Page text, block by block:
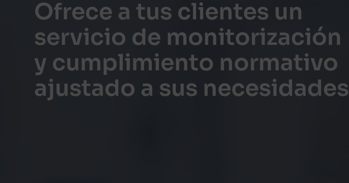
Ofrece a tus clientes un
servicio de monitorización
y cumplimiento normativo
ajustado a sus necesidades